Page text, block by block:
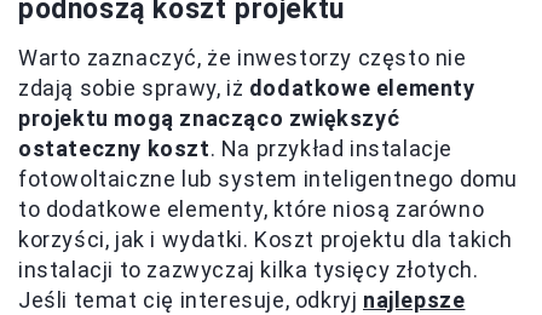
podnoszą koszt projektu
Warto zaznaczyć, że inwestorzy często nie
zdają sobie sprawy, iż dodatkowe elementy
projektu mogą znacząco zwiększyć
ostateczny koszt. Na przykład instalacje
fotowoltaiczne lub system inteligentnego domu
to dodatkowe elementy, które niosą zarówno
korzyści, jak i wydatki. Koszt projektu dla takich
instalacji to zazwyczaj kilka tysięcy złotych.
Jeśli temat cię interesuje, odkryj najlepsze